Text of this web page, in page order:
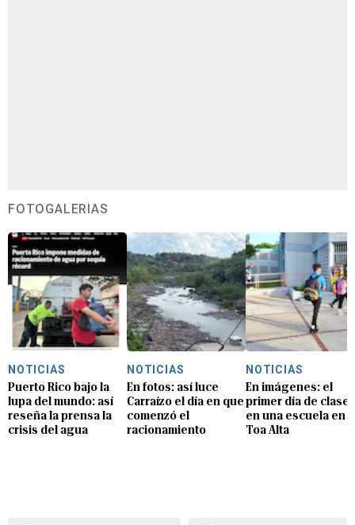
FOTOGALERÍAS
NOTICIAS
Puerto Rico bajo la
lupa del mundo: así
reseña la prensa la
crisis del agua
NOTICIAS
En fotos: así luce
Carraízo el día en que
comenzó el
racionamiento
NOTICIAS
En imágenes: el
primer día de clases
en una escuela en
Toa Alta